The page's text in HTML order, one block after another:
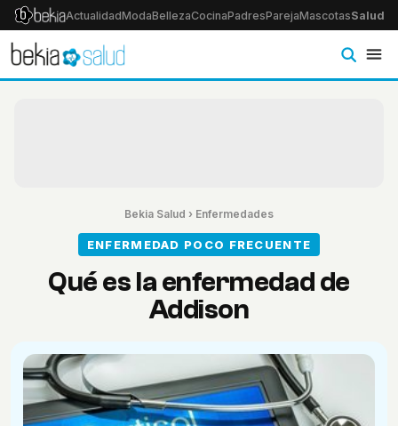
ActualidadModaBellezaCocinaPadresParejaMascotasSalud
Bekia Salud › Enfermedades
ENFERMEDAD POCO FRECUENTE
Qué es la enfermedad de
Addison